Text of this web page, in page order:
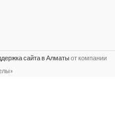
сайта в Алматыот компании